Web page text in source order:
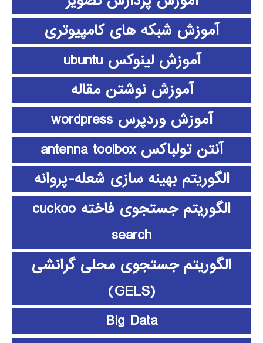
آموزش شبکه های کامپیوتری
آموزش لینوکس ubuntu
آموزش نوشتن مقاله
آموزش وردپرس wordpress
آنتن تولباکس antenna toolbox
الگوریتم بهینه سازی شعله-پروانه
الگوریتم جستجوی فاخته cuckoo
search
الگوریتم جستجوی محلی گرانشی
(GELS)
Big Data